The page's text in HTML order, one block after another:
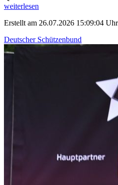
weiterlesen
Erstellt am 26.07.2026 15:09:04
Deutscher Schützenbund